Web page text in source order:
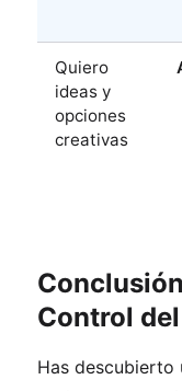
Quiero
ideas y
opciones
creativas
Control del
Has descubierto